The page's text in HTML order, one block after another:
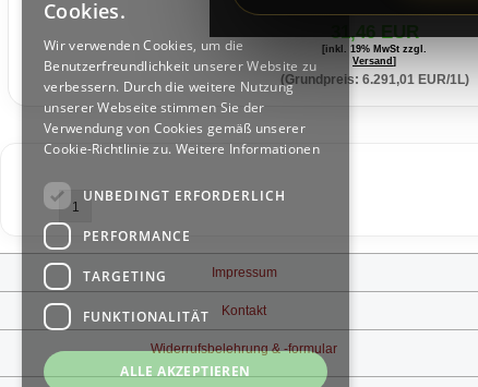
[inkl. 19% MwSt zzgl.
Versand ]
(Grundpreis: 6.291,01 EUR/1L)
1
Impressum
Kontakt
Widerrufsbelehrung & -formular
Cookies.
Wir verwenden Cookies, um die
Benutzerfreundlichkeit unserer Website zu
verbessern. Durch die weitere Nutzung
unserer Webseite stimmen Sie der
Verwendung von Cookies gemäß unserer
Cookie-Richtlinie zu. Weitere Informationen
UNBEDINGT ERFORDERLICH
PERFORMANCE
TARGETING
FUNKTIONALITÄT
ALLE AKZEPTIEREN